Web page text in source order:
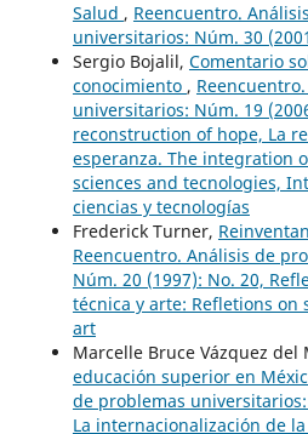
Salud , Reencuentro.
universitarios: Núm. 30
Sergio Bojalil, Comentario
conocimiento ,
universitarios: Núm. 19
reconstruction of hope, La
esperanza. The integration
sciences and tecnologies,
ciencias y tecnologías
Frederick Turner,
Reencuentro. Análisis de
Núm. 20 (1997): No. 20,
técnica y arte: Refletions on
art
Marcelle Bruce Vázquez del
educación superior en
de problemas
La internacionalización de